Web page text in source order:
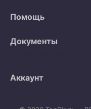
Помощь
Документы
Аккаунт